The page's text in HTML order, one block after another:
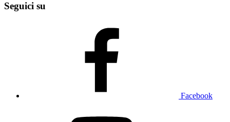
Seguici su
Facebook